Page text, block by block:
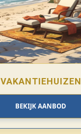
VAKANTIEHUIZEN
BEKIJK AANBOD